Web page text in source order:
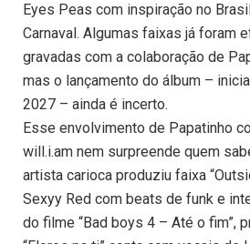
Eyes Peas com inspiração no
Carnaval. Algumas faixas já foram
gravadas com a colaboração de
mas o lançamento do álbum –
2027 – ainda é incerto.
Esse envolvimento de Papatinho
will.i.am nem surpreende quem
artista carioca produziu faixa
Sexyy Red com beats de funk e
do filme “Bad boys 4 – Até o fim”,